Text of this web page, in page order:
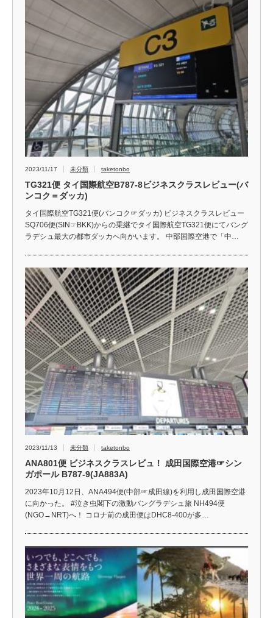
2023/11/17 未分類 taketonbo
TG321便 タイ国際航空B787-8ビジネスクラスレビュー(バ
ンコク＝ダッカ)
タイ国際航空TG321便(バンコク☞ダッカ) ビジネスクラスレビュー
SQ706便(SIN☞BKK)からの乗継でタイ国際航空TG321便にてバング
ラデシュ最大の都市ダッカへ向かいます。 中部国際空港で「中…
2023/11/13 未分類 taketonbo
ANA801便 ビジネスクラスレビュ！ 成田国際空港☞シン
ガポール B787-9(JA883A)
2023年10月12日、ANA494便(中部☞成田線)を利用し成田国際空港
に向かった。 #泣き虫閣下の激動バングラデシュ旅 NH494便
(NGO→NRT)へ！ コロナ前の成田便はDHC8-400が多…